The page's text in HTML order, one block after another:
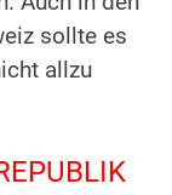
sollte es
allzu